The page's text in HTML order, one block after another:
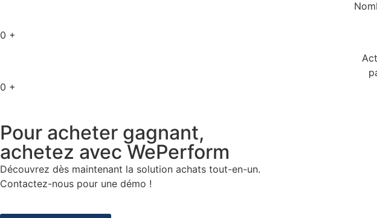
0 +
0 +
Pour acheter gagnant,
achetez avec WePerform
Découvrez dès maintenant la solution achats tout-en-un.
Contactez-nous pour une démo !